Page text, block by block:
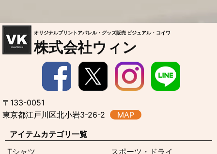
オリジナルプリントアパレル・グッズ販売 ビジュアル・コイワ
株式会社ウィン
〒133-0051
東京都江戸川区北小岩3-26-2
MAP
アイテムカテゴリ一覧
Tシャツ
スポーツ・ドライ